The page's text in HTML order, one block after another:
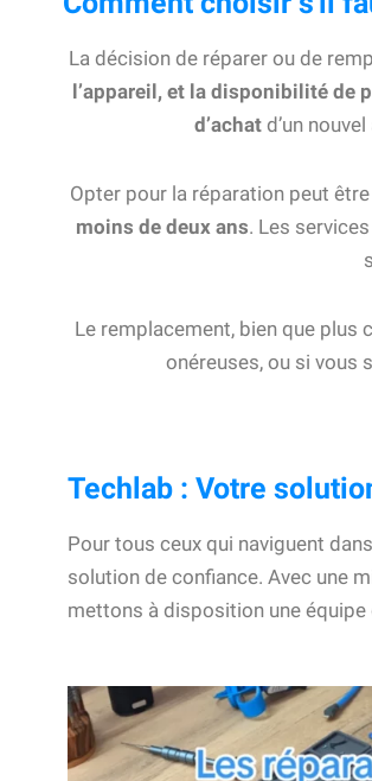
La décision de réparer ou de
l’appareil, et la disponibilité de
d’achat d’un
Opter pour la réparation peut
moins de deux ans. Les
Le remplacement, bien que plus
onéreuses, ou si vous
Techlab : Votre
Pour tous ceux qui naviguent
solution de confiance. Avec une
mettons à disposition une